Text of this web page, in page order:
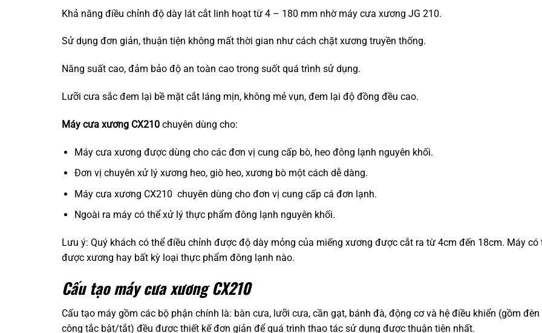
Khả năng điều chỉnh độ dày lát cắt linh hoạt từ 4 – 180 mm nhờ máy cưa xương JG 210.
Sử dụng đơn giản, thuận tiện không mất thời gian như cách chặt xương truyền thống.
Năng suất cao, đảm bảo độ an toàn cao trong suốt quá trình sử dụng.
Lưỡi cưa sắc đem lại bề mặt cắt láng mịn, không mẻ vụn, đem lại độ đồng đều cao.
Máy cưa xương CX210 chuyên dùng cho:
Máy cưa xương được dùng cho các đơn vị cung cấp bò, heo đông lạnh nguyên khối.
Đơn vị chuyên xử lý xương heo, giò heo, xương bò một cách dễ dàng.
Máy cưa xương CX210 chuyên dùng cho đơn vị cung cấp cá đơn lạnh.
Ngoài ra máy có thể xử lý thực phẩm đông lạnh nguyên khối.
Lưu ý: Quý khách có thể điều chỉnh được độ dày mỏng của miếng xương được cắt ra từ 4cm đến 18cm. Máy có
được xương hay bất kỳ loại thực phẩm đông lạnh nào.
Cấu tạo máy cưa xương CX210
Cấu tạo máy gồm các bộ phận chính là: bàn cưa, lưỡi cưa, cần gạt, bánh đà, động cơ và hệ điều khiển (gồm đèn
công tắc bật/tắt) đều được thiết kế đơn giản để quá trình thao tác sử dụng được thuận tiện nhất.